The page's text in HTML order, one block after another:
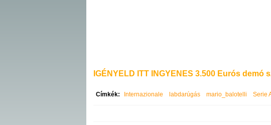
IGÉNYELD ITT INGYENES 3.500 Eurós demó
Címkék: Internazionale labdarúgás mario_balotelli Serie